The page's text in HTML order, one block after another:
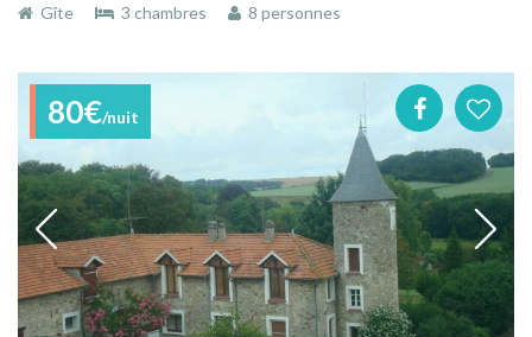
Gîte
3 chambres 8 personnes
80€/nuit